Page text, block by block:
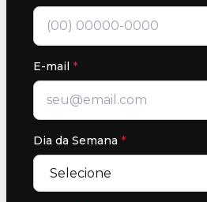
E-mail *
Dia da Semana *